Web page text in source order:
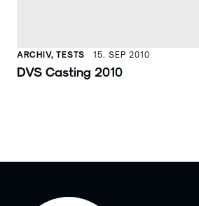
ARCHIV, TESTS 15. SEP 2010
DVS Casting 2010